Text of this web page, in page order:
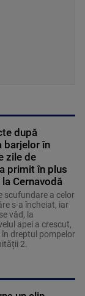
după
barjelor în
zile de
primit în plus
Cernavodă
scufundare a celor
s-a încheiat, iar
văd, la
apei a crescut,
dreptul pompelor
2.